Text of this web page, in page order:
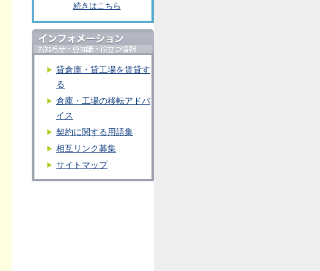
続きはこちら
貸倉庫・貸工場を賃貸す
る
倉庫・工場の移転アドバ
イス
契約に関する用語集
相互リンク募集
サイトマップ